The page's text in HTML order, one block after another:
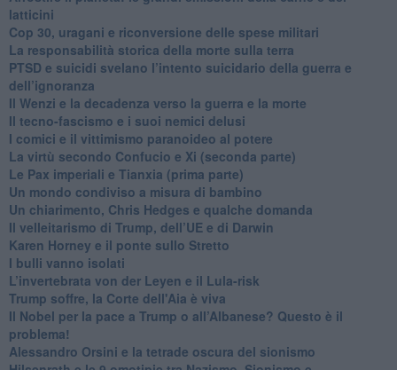
latticini
​Cop 30, uragani e riconversione delle spese militari
La responsabilità storica della morte sulla terra
PTSD e suicidi svelano l’intento suicidario della guerra e
dell’ignoranza
Il Wenzi e la decadenza verso la guerra e la morte
​Il tecno-fascismo e i suoi nemici delusi
​I comici e il vittimismo paranoideo al potere
​La virtù secondo Confucio e Xi (seconda parte)
Le Pax imperiali e Tianxia (prima parte)
Un mondo condiviso a misura di bambino
​Un chiarimento, Chris Hedges e qualche domanda
Il velleitarismo di Trump, dell’UE e di Darwin
​Karen Horney e il ponte sullo Stretto
​I bulli vanno isolati
L’invertebrata von der Leyen e il Lula-risk
Trump soffre, la Corte dell'Aia è viva
​Il Nobel per la pace a Trump o all’Albanese? Questo è il
problema!
​Alessandro Orsini e la tetrade oscura del sionismo